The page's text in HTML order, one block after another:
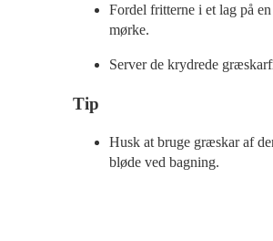
Fordel fritterne i et lag på
mørke.
Server de krydrede
Tip
Husk at bruge græskar af
bløde ved bagning.